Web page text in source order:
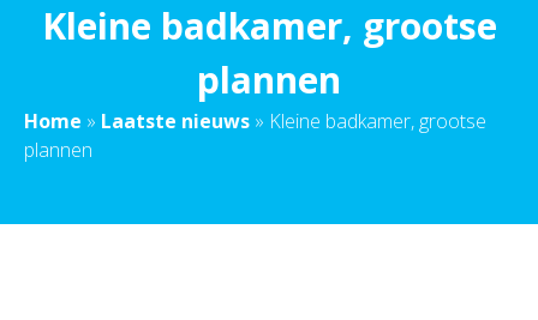
Kleine badkamer, grootse
plannen
Home » Laatste nieuws » Kleine badkamer, grootse
plannen